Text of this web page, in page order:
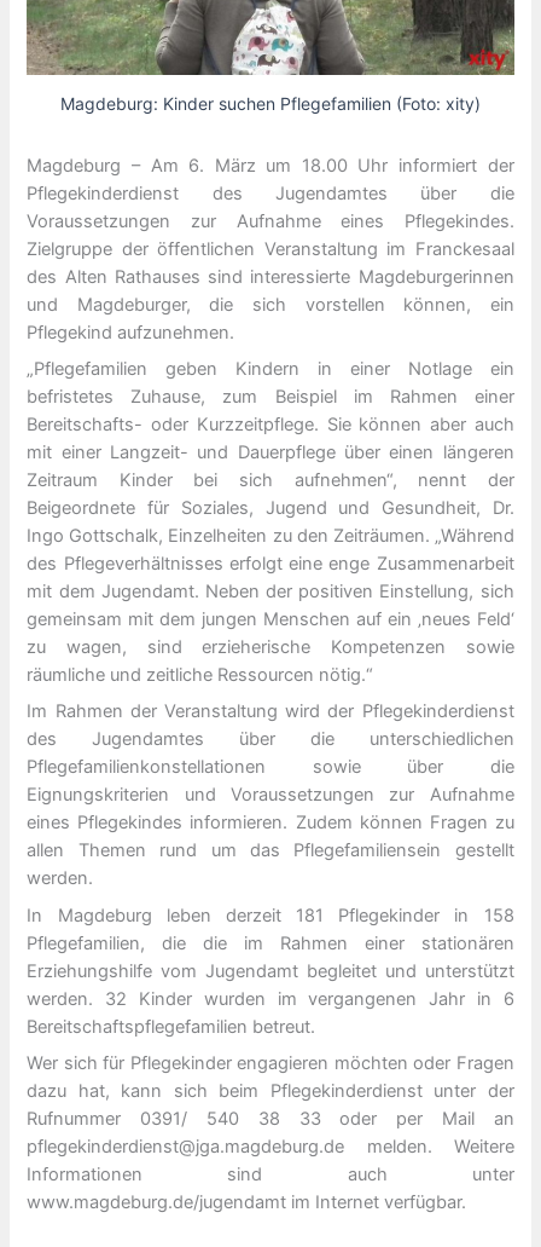
Magdeburg: Kinder suchen Pflegefamilien (Foto: xity)
Magdeburg – Am 6. März um 18.00 Uhr informiert der
Pflegekinderdienst des Jugendamtes über die
Voraussetzungen zur Aufnahme eines Pflegekindes.
Zielgruppe der öffentlichen Veranstaltung im Franckesaal
des Alten Rathauses sind interessierte Magdeburgerinnen
und Magdeburger, die sich vorstellen können, ein
Pflegekind aufzunehmen.
„Pflegefamilien geben Kindern in einer Notlage ein
befristetes Zuhause, zum Beispiel im Rahmen einer
Bereitschafts- oder Kurzzeitpflege. Sie können aber auch
mit einer Langzeit- und Dauerpflege über einen längeren
Zeitraum Kinder bei sich aufnehmen“, nennt der
Beigeordnete für Soziales, Jugend und Gesundheit, Dr.
Ingo Gottschalk, Einzelheiten zu den Zeiträumen. „Während
des Pflegeverhältnisses erfolgt eine enge Zusammenarbeit
mit dem Jugendamt. Neben der positiven Einstellung, sich
gemeinsam mit dem jungen Menschen auf ein ‚neues Feld‘
zu wagen, sind erzieherische Kompetenzen sowie
räumliche und zeitliche Ressourcen nötig.“
Im Rahmen der Veranstaltung wird der Pflegekinderdienst
des Jugendamtes über die unterschiedlichen
Pflegefamilienkonstellationen sowie über die
Eignungskriterien und Voraussetzungen zur Aufnahme
eines Pflegekindes informieren. Zudem können Fragen zu
allen Themen rund um das Pflegefamiliensein gestellt
werden.
In Magdeburg leben derzeit 181 Pflegekinder in 158
Pflegefamilien, die die im Rahmen einer stationären
Erziehungshilfe vom Jugendamt begleitet und unterstützt
werden. 32 Kinder wurden im vergangenen Jahr in 6
Bereitschaftspflegefamilien betreut.
Wer sich für Pflegekinder engagieren möchten oder Fragen
dazu hat, kann sich beim Pflegekinderdienst unter der
Rufnummer 0391/ 540 38 33 oder per Mail an
pflegekinderdienst@jga.magdeburg.de melden. Weitere
Informationen sind auch unter
www.magdeburg.de/jugendamt im Internet verfügbar.